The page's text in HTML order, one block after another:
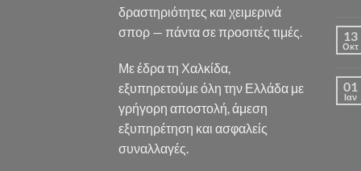
δραστηριότητες και χειμερινά
σπορ — πάντα σε προσιτές τιμές.
Με έδρα τη Χαλκίδα,
εξυπηρετούμε όλη την Ελλάδα με
γρήγορη αποστολή, άμεση
εξυπηρέτηση και ασφαλείς
συναλλαγές.
13
Οκτ
01
Ιαν